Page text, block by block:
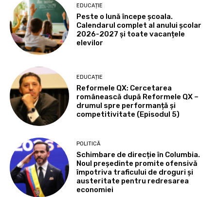
EDUCAȚIE
Peste o lună începe școala.
Calendarul complet al anului școlar
2026-2027 și toate vacanțele
elevilor
EDUCAȚIE
Reformele QX: Cercetarea
românească după Reformele QX –
drumul spre performanță și
competitivitate (Episodul 5)
POLITICĂ
Schimbare de direcție în Columbia.
Noul președinte promite ofensivă
împotriva traficului de droguri și
austeritate pentru redresarea
economiei